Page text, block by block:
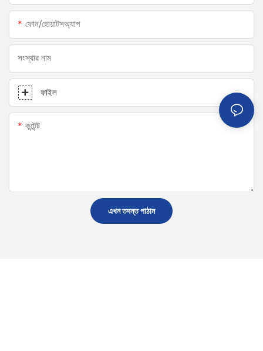
ফোন/হোয়াটসঅ্যাপ
সংস্থার নাম
ফাইল
কন্টেন্ট
এখন তদন্ত পাঠান